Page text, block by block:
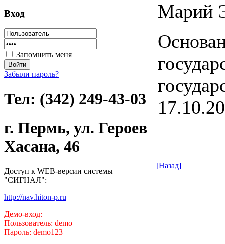
Вход
Запомнить меня
Забыли пароль?
Тел: (342) 249-43-03
г. Пермь, ул. Героев
Хасана, 46
Доступ к WEB-версии системы
"СИГНАЛ":
http://nav.hiton-p.ru
Демо-вход:
Пользователь: demo
Пароль: demo123
Марий
[Назад]